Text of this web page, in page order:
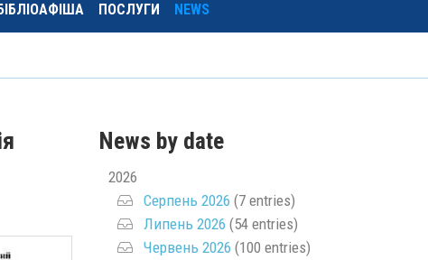
ПОСЛУГИ NEWS
News by date
2026
Серпень 2026 (7 entries)
Липень 2026 (54 entries)
Червень 2026 (100 entries)